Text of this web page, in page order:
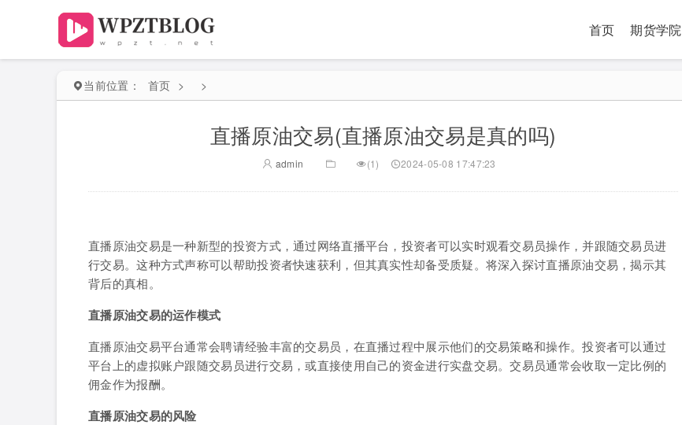
首页 期货学院
当前位置： 首页 > >
直播原油交易(直播原油交易是真的吗)
admin (1) 2024-05-08 17:47:23
直播原油交易是一种新型的投资方式，通过网络直播平台，投资者可以实时观看交易员操作，并跟随交易员进
行交易。这种方式声称可以帮助投资者快速获利，但其真实性却备受质疑。将深入探讨直播原油交易，揭示其
背后的真相。
直播原油交易的运作模式
直播原油交易平台通常会聘请经验丰富的交易员，在直播过程中展示他们的交易策略和操作。投资者可以通过
平台上的虚拟账户跟随交易员进行交易，或直接使用自己的资金进行实盘交易。交易员通常会收取一定比例的
佣金作为报酬。
直播原油交易的风险